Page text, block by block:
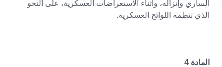
الساري وإنزاله، وأثناء الاستعراضات العسكرية، على النحو
الذي تنظمه اللوائح العسكرية.
المادة 4